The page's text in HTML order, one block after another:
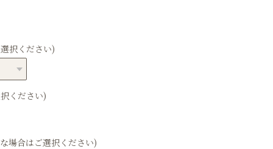
択ください)
ください)
場合はご選択ください)